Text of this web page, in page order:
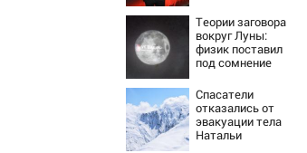
роман
Бондарчука и
Исаковой
Теории заговора
вокруг Луны:
физик поставил
под сомнение
Спасатели
отказались от
эвакуации тела
Натальи